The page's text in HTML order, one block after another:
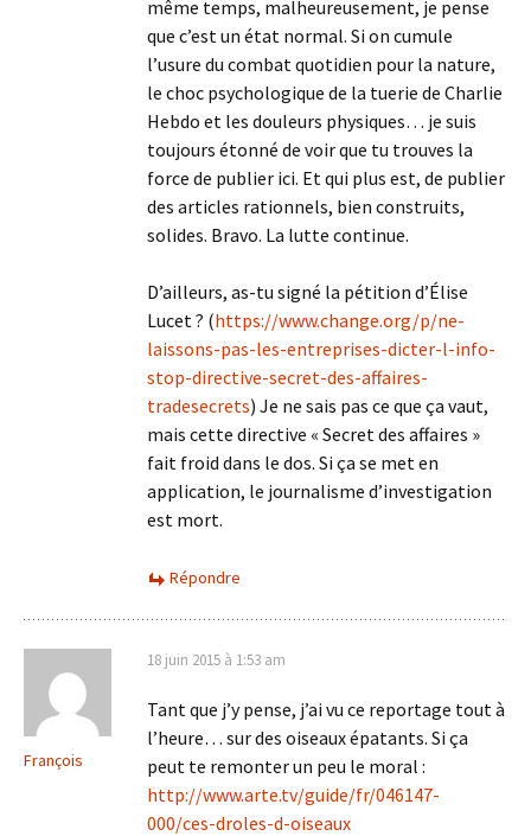
même temps, malheureusement, je pense
que c’est un état normal. Si on cumule
l’usure du combat quotidien pour la nature,
le choc psychologique de la tuerie de Charlie
Hebdo et les douleurs physiques… je suis
toujours étonné de voir que tu trouves la
force de publier ici. Et qui plus est, de publier
des articles rationnels, bien construits,
solides. Bravo. La lutte continue.
D’ailleurs, as-tu signé la pétition d’Élise
Lucet ? (https://www.change.org/p/ne-
laissons-pas-les-entreprises-dicter-l-info-
stop-directive-secret-des-affaires-
tradesecrets) Je ne sais pas ce que ça vaut,
mais cette directive « Secret des affaires »
fait froid dans le dos. Si ça se met en
application, le journalisme d’investigation
est mort.
Répondre
François
18 juin 2015 à 1:53 am
Tant que j’y pense, j’ai vu ce reportage tout à
l’heure… sur des oiseaux épatants. Si ça
peut te remonter un peu le moral :
http://www.arte.tv/guide/fr/046147-
000/ces-droles-d-oiseaux